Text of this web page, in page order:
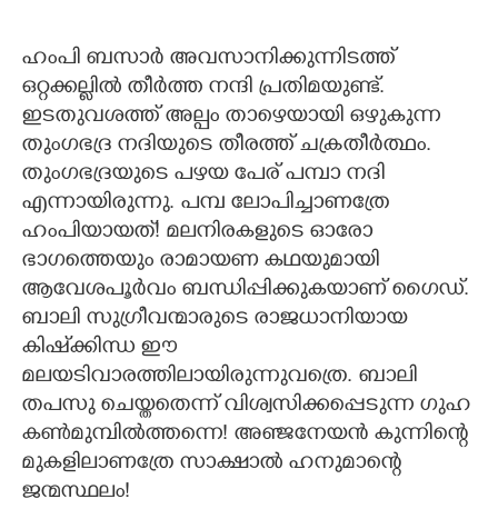
ഹംപി ബസാർ അവസാനിക്കുന്നിടത്ത്
ഒറ്റക്കല്ലിൽ തീർത്ത നന്ദി പ്രതിമയുണ്ട്.
ഇടതുവശത്ത് അല്പം താഴെയായി ഒഴുകുന്ന
തുംഗഭദ്ര നദിയുടെ തീരത്ത് ചക്രതീർത്ഥം.
തുംഗഭദ്ര‌യുടെ പഴയ പേര് പമ്പാ നദി
എന്നായിരുന്നു. പമ്പ ലോപിച്ചാണത്രേ
ഹംപിയായത്! മലനിരകളുടെ ഓരോ
ഭാഗത്തെയും രാമായണ കഥയുമായി
ആവേശപൂർവം ബന്ധിപ്പിക്കുകയാണ് ഗൈഡ്.
ബാലി സുഗ്രീവന്മാരുടെ രാജധാനിയായ
കിഷ്‌ക്കിന്ധ ഈ
മലയടിവാരത്തിലായിരുന്നുവത്രെ. ബാലി
തപസു ചെയ്തതെന്ന് വിശ്വസിക്കപ്പെടുന്ന ഗുഹ
കൺമുമ്പിൽത്തന്നെ! അഞ്ജനേയൻ കുന്നിന്റെ
മുകളിലാണത്രേ സാക്ഷാൽ ഹനുമാന്റെ
ജന്മസ്ഥലം!